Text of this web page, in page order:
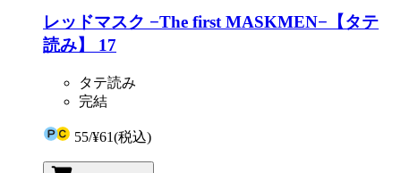
レッドマスク −The first MASKMEN−【タテ
読み】 17
タテ読み
完結
55/¥61(税込)